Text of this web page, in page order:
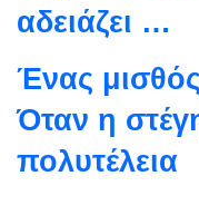
αδειάζει …
Ένας μισθός
Όταν η
πολυτέλεια